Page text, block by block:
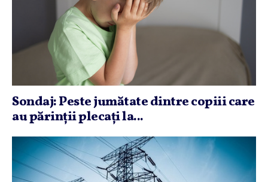
Sondaj: Peste jumătate dintre copiii care
au părinţii plecaţi la...